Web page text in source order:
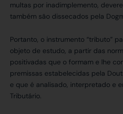
multas por inadimplemento,
também são dissecados pela
Portanto, o instrumento “tributo”
objeto de estudo, a partir das
positivadas que o formam e lhe
premissas estabelecidas pela
e que é analisado, interpretado e
Tributário.